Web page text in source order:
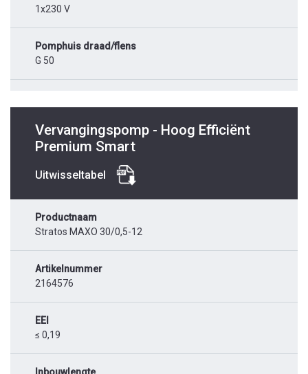
1x230 V
Pomphuis draad/flens
G 50
Vervangingspomp - Hoog Efficiënt
Premium Smart
Uitwisseltabel
Productnaam
Stratos MAXO 30/0,5-12
Artikelnummer
2164576
EEI
≤ 0,19